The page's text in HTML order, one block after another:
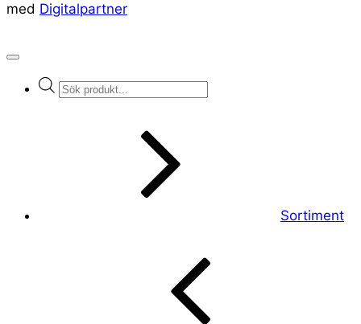
med Digitalpartner
Products
Sortiment